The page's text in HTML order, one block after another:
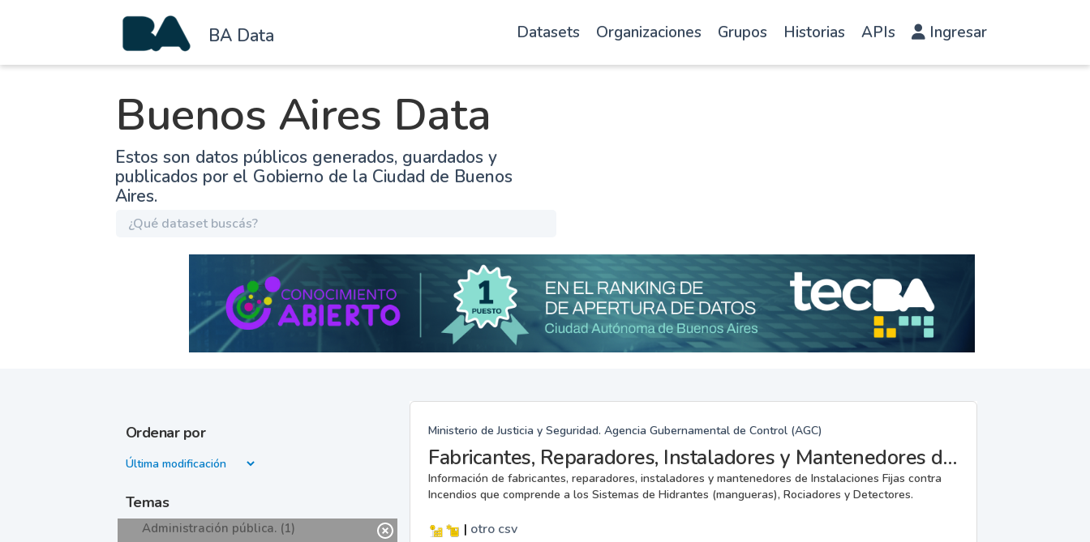
BA Data Datasets Organizaciones Grupos Historias APIs Ingresar
Buenos Aires Data
Estos son datos públicos generados, guardados y
publicados por el Gobierno de la Ciudad de Buenos
Aires.
Ordenar por
Temas
Administración pública. (1)
Ministerio de Justicia y Seguridad. Agencia Gubernamental de Control (AGC)
Fabricantes, Reparadores, Instaladores y Mantenedores de Instalaciones Fijas contra Incendios.
Información de fabricantes, reparadores, instaladores y mantenedores de Instalaciones Fijas contra
Incendios que comprende a los Sistemas de Hidrantes (mangueras), Rociadores y Detectores.
| otro csv